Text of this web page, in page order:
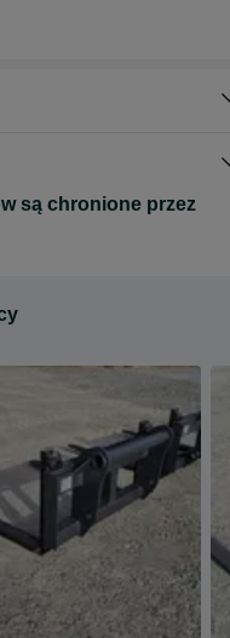
są chronione przez